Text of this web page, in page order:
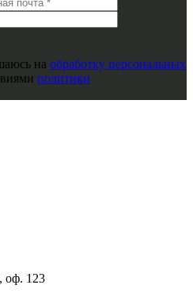
на обработку персональных
политики
оф. 123